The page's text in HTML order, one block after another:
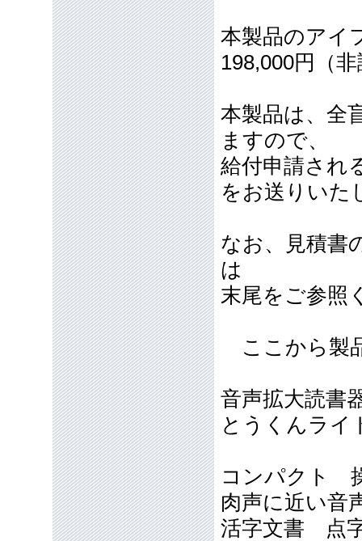
本製品のアイ
198,000円（
本製品は、全
ますので、
給付申請され
をお送りいた
なお、見積書
は
末尾をご参照
ここから製
音声拡大読書
とうくんラ
コンパクト
肉声に近い音
活字文書 点